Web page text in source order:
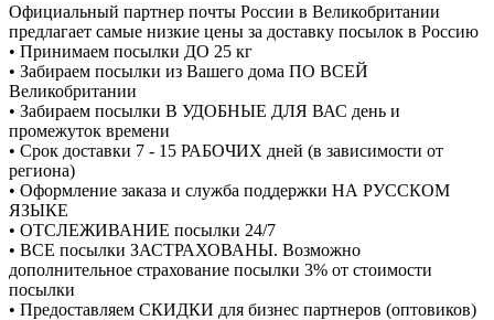
Официальный партнер почты России в Великобритании
предлагает самые низкие цены за доставку посылок в Россию
• Принимаем посылки ДО 25 кг
• Забираем посылки из Вашего дома ПО ВСЕЙ
Великобритании
• Забираем посылки В УДОБНЫЕ ДЛЯ ВАС день и
промежуток времени
• Срок доставки 7 - 15 РАБОЧИХ дней (в зависимости от
региона)
• Оформление заказа и служба поддержки НА РУССКОМ
ЯЗЫКЕ
• ОТСЛЕЖИВАНИЕ посылки 24/7
• ВСЕ посылки ЗАСТРАХОВАНЫ. Возможно
дополнительное страхование посылки 3% от стоимости
посылки
• Предоставляем СКИДКИ для бизнес партнеров (оптовиков)